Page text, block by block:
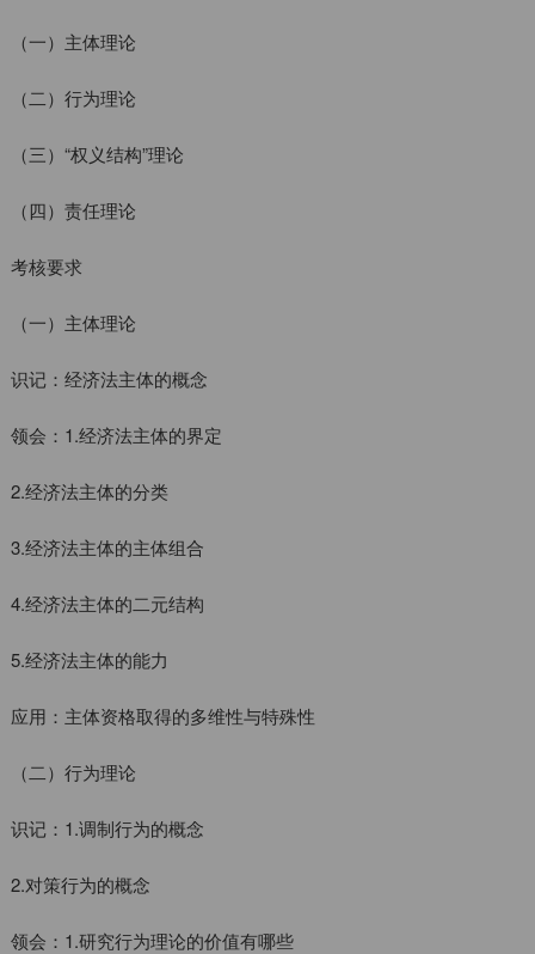
（一）主体理论
（二）行为理论
（三）“权义结构”理论
（四）责任理论
考核要求
（一）主体理论
识记：经济法主体的概念
领会：1.经济法主体的界定
2.经济法主体的分类
3.经济法主体的主体组合
4.经济法主体的二元结构
5.经济法主体的能力
应用：主体资格取得的多维性与特殊性
（二）行为理论
识记：1.调制行为的概念
2.对策行为的概念
领会：1.研究行为理论的价值有哪些